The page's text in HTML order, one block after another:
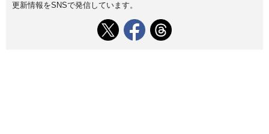
更新情報をSNSで発信しています。